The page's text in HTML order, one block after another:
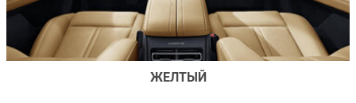
ЖЕЛТЫЙ